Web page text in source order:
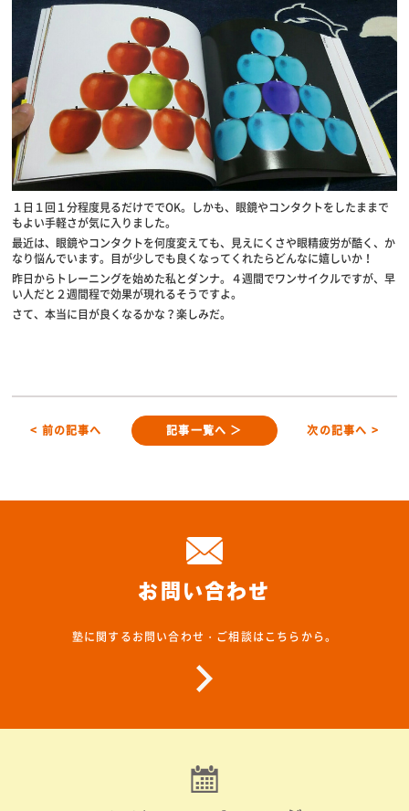
１日１回１分程度見るだけででOK。しかも、眼鏡やコンタクトをしたままで
もよい手軽さが気に入りました。
最近は、眼鏡やコンタクトを何度変えても、見えにくさや眼精疲労が酷く、か
なり悩んでいます。目が少しでも良くなってくれたらどんなに嬉しいか！
昨日からトレーニングを始めた私とダンナ。４週間でワンサイクルですが、早
い人だと２週間程で効果が現れるそうですよ。
さて、本当に目が良くなるかな？楽しみだ。
< 前の記事へ 記事一覧へ ＞ 次の記事へ >
お問い合わせ
塾に関するお問い合わせ・ご相談はこちらから。